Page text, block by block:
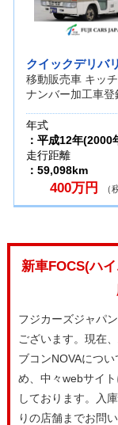
クイックデリバ
移動販売車 キッ
ナンバー加工車登
年式
：平成12年(2000
走行距離
：59,098km
400万円 （
新車FOCS(ハ
フジカーズジャパ
ございます。現在
ブコンNOVAにつ
め、中々webサイ
しております。入
りの店舗までお問